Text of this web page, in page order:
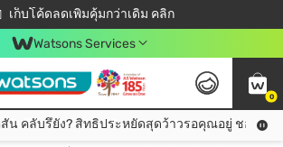
เก็บโค้ดลดเพิ่มคุ้มกว่าเดิม คลิก
ออนไลน์ครั้งแรก ลดเพิ่มจุก ๆ 10%! 🎉
📦ส่งฟรี! เมื่อชอป 499฿
สมาชิกวัตสัน คลับดียังไง?
Watsons Services
0
มีบัตรสมาชิกวัตสัน คลับรึยัง? สิทธิประหยัดสุดว้าวรอคุณอยู่ ชอปคุ้มกว่าเดิม คลิก!
น คลับรึยัง? สิทธิประหยัดสุดว้าวรอคุณอยู่ ชอปคุ้มก